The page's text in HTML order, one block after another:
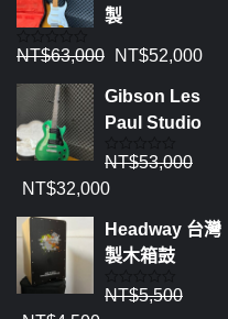
製
評
0
5
NT$63,000 NT$52,000
Gibson Les
Paul Studio
評
0
5
NT$53,000
NT$32,000
Headway 台灣
製木箱鼓
評
NT$5,500